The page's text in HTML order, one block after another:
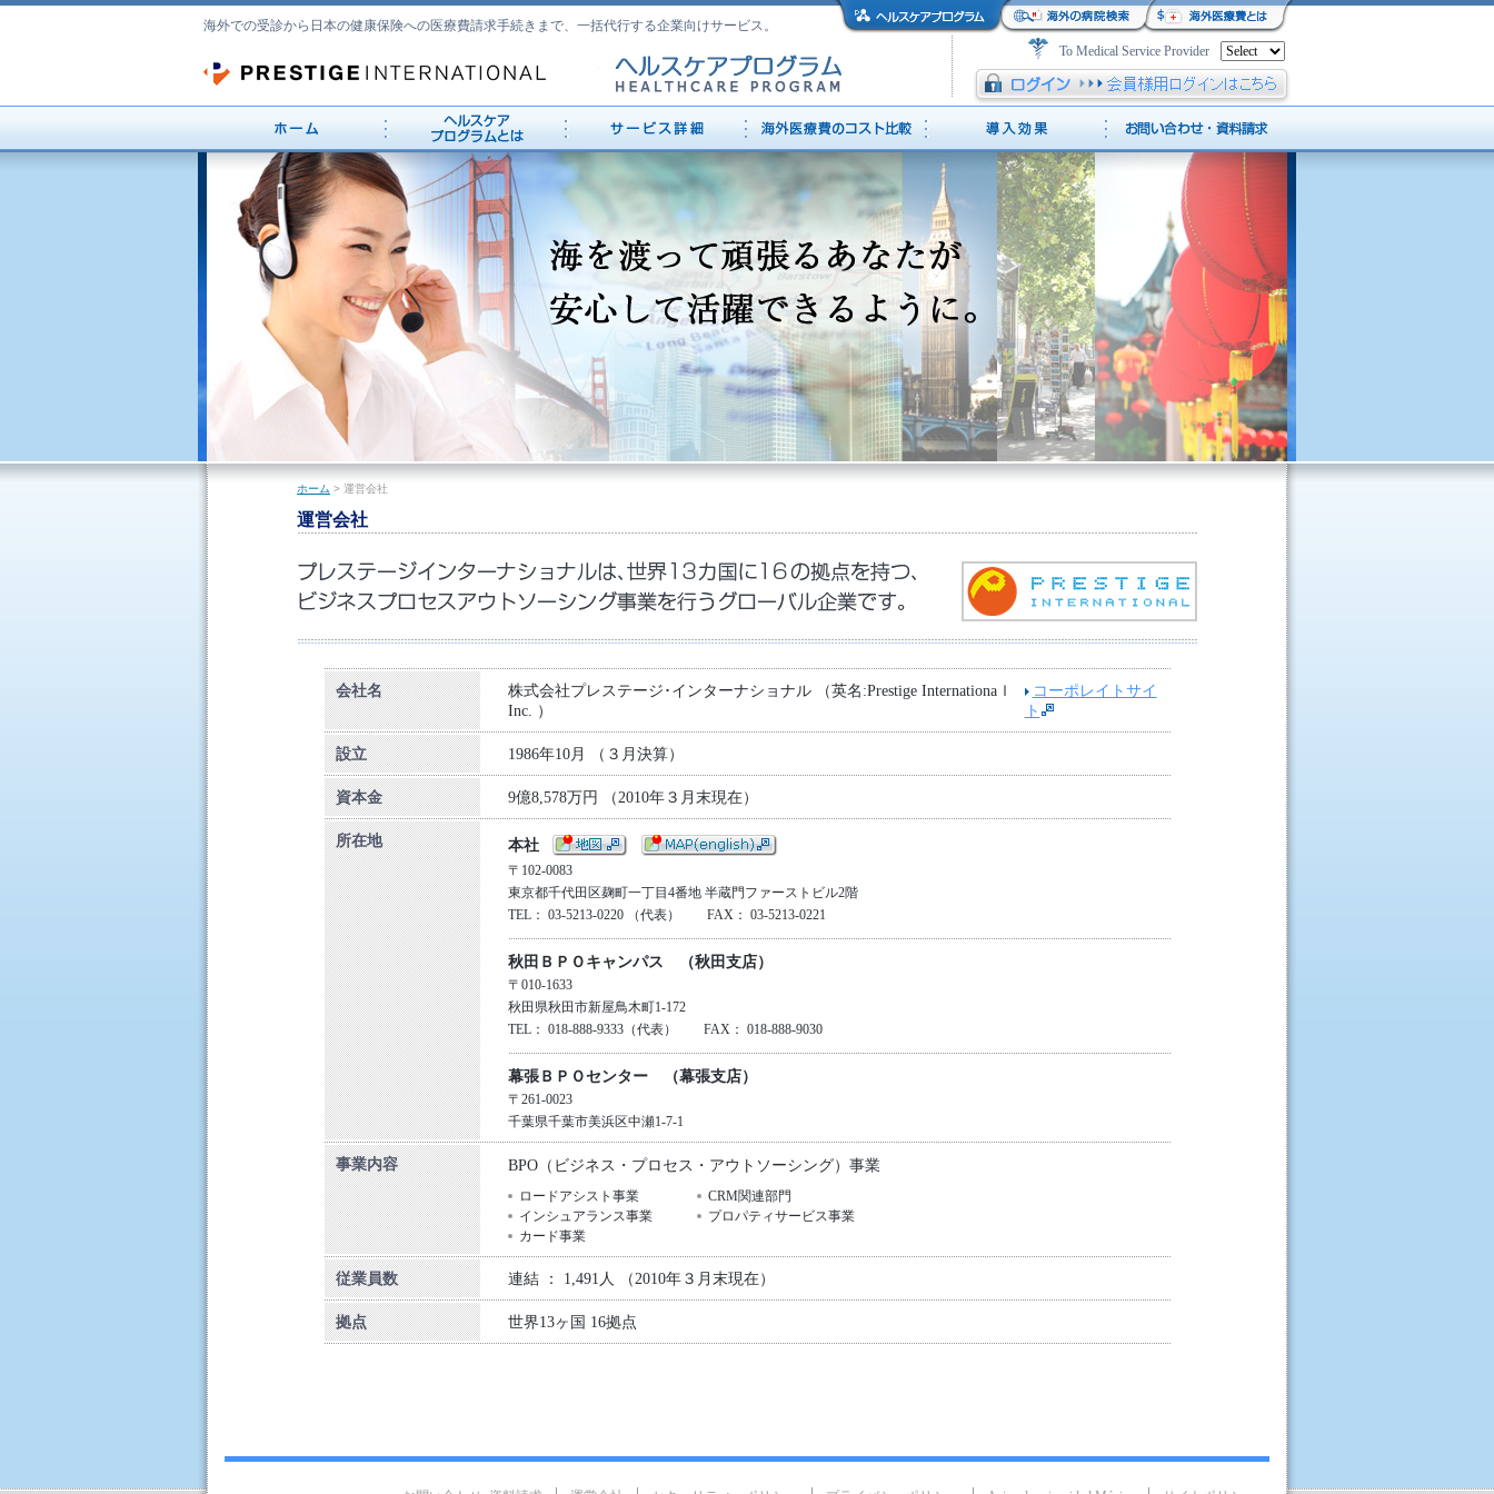
海外での受診から日本の健康保険への医療費請求手続きまで、一括代行する企業向けサービス。
To Medical Service Provider
ホーム > 運営会社
運営会社
会社名
株式会社プレステージ･インターナショナル （英名:Prestige Internationaｌ
Inc. ）
コーポレイトサイ
ト
設立 1986年10月 （３月決算）
資本金 9億8,578万円 （2010年３月末現在）
所在地 本社
〒102-0083
東京都千代田区麹町一丁目4番地 半蔵門ファーストビル2階
TEL： 03-5213-0220 （代表） FAX： 03-5213-0221
秋田ＢＰＯキャンパス （秋田支店）
〒010-1633
秋田県秋田市新屋鳥木町1-172
TEL： 018-888-9333（代表） FAX： 018-888-9030
幕張ＢＰＯセンター （幕張支店）
〒261-0023
千葉県千葉市美浜区中瀬1-7-1
事業内容 BPO（ビジネス・プロセス・アウトソーシング）事業
ロードアシスト事業
CRM関連部門
インシュアランス事業
プロパティサービス事業
カード事業
従業員数 連結 ： 1,491人 （2010年３月末現在）
拠点 世界13ヶ国 16拠点